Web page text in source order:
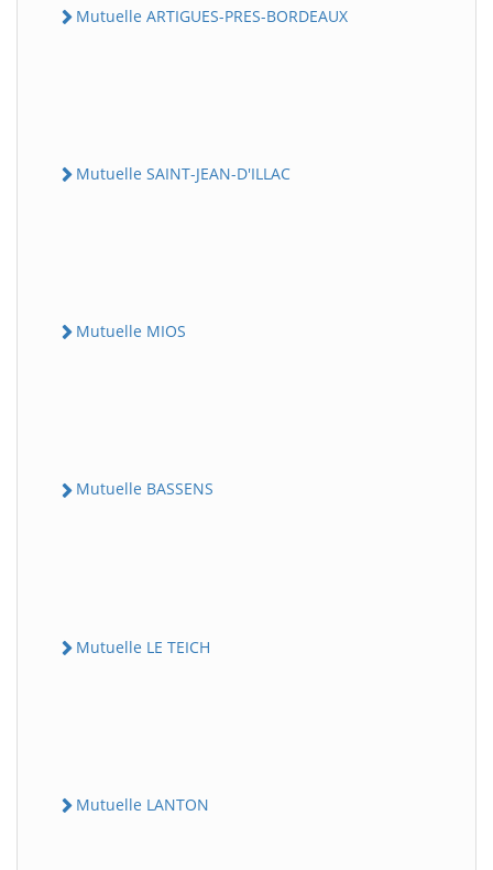
Mutuelle ARTIGUES-PRES-BORDEAUX
Mutuelle SAINT-JEAN-D'ILLAC
Mutuelle MIOS
Mutuelle BASSENS
Mutuelle LE TEICH
Mutuelle LANTON